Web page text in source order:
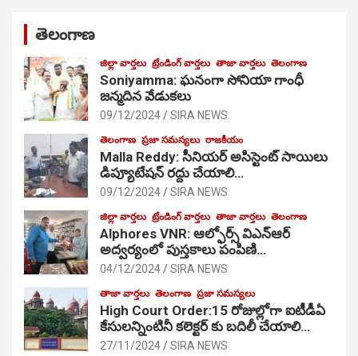
తెలంగాణ
జిల్లా వార్తలు ట్రేండింగ్ వార్తలు తాజా వార్తలు తెలంగాణ
Soniyamma: ఘ‌నంగా సోనియా గాంధీ
జ‌న్మ‌దిన వేడుక‌లు
09/12/2024 SIRA NEWS
తెలంగాణ ప్రజా సమస్యలు రాజకీయం
Malla Reddy: సీనియర్ అసిస్టెంట్ సాయిలు
డిప్యూటేషన్ రద్దు చేయాలి…
09/12/2024 SIRA NEWS
జిల్లా వార్తలు ట్రేండింగ్ వార్తలు తాజా వార్తలు తెలంగాణ
Alphores VNR: ఆల్ఫోర్స్ విఎన్ఆర్
అద్వర్యంలో పుస్తకాలు పంపిణి…
04/12/2024 SIRA NEWS
తాజా వార్తలు తెలంగాణ ప్రజా సమస్యలు
High Court Order:15 రోజుల్లోగా ఐటీడీఏ
కేసులన్నింటినీ కలెక్టర్ కు బదిలీ చేయాలి…
27/11/2024 SIRA NEWS